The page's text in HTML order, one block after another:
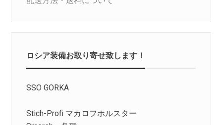
ロシア装備お取り寄せ致します！
SSO GORKA
Stich-Profi マカロフホルスター